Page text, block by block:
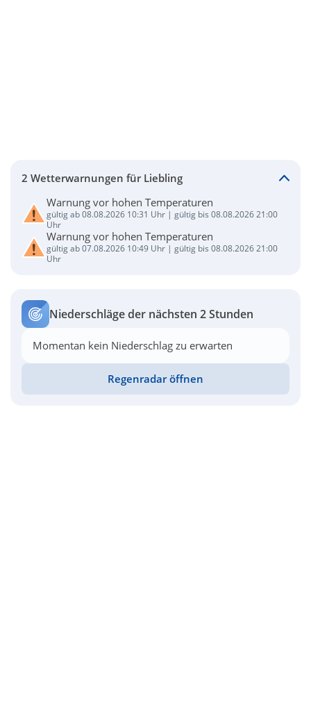
2 Wetterwarnungen für Liebling
Warnung vor hohen Temperaturen
gültig ab 08.08.2026 10:31 Uhr | gültig bis 08.08.2026 21:00
Uhr
Warnung vor hohen Temperaturen
gültig ab 07.08.2026 10:49 Uhr | gültig bis 08.08.2026 21:00
Uhr
Niederschläge der nächsten 2 Stunden
Momentan kein Niederschlag zu erwarten
Regenradar öffnen